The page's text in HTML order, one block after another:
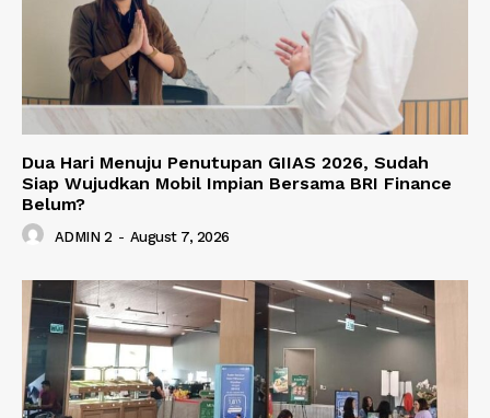
Dua Hari Menuju Penutupan GIIAS 2026, Sudah
Siap Wujudkan Mobil Impian Bersama BRI Finance
Belum?
ADMIN 2 - August 7, 2026